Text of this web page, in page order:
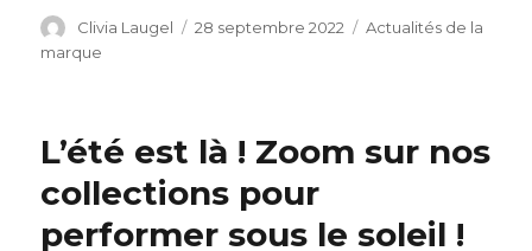
Auteur
Clivia Laugel
Publié
28 septembre 2022 Catégories
Actualités de la
marque
L’été est là ! Zoom sur nos
collections pour
performer sous le soleil !